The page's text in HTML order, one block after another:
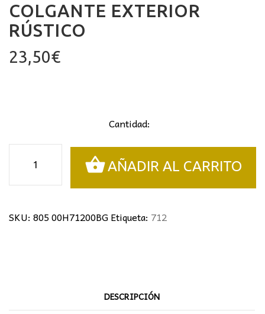
COLGANTE EXTERIOR
RÚSTICO
23,50€
Cantidad:
exterior
rústico
AÑADIR AL CARRITO
SKU: 805 00H71200BGEtiqueta: 712
DESCRIPCIÓN